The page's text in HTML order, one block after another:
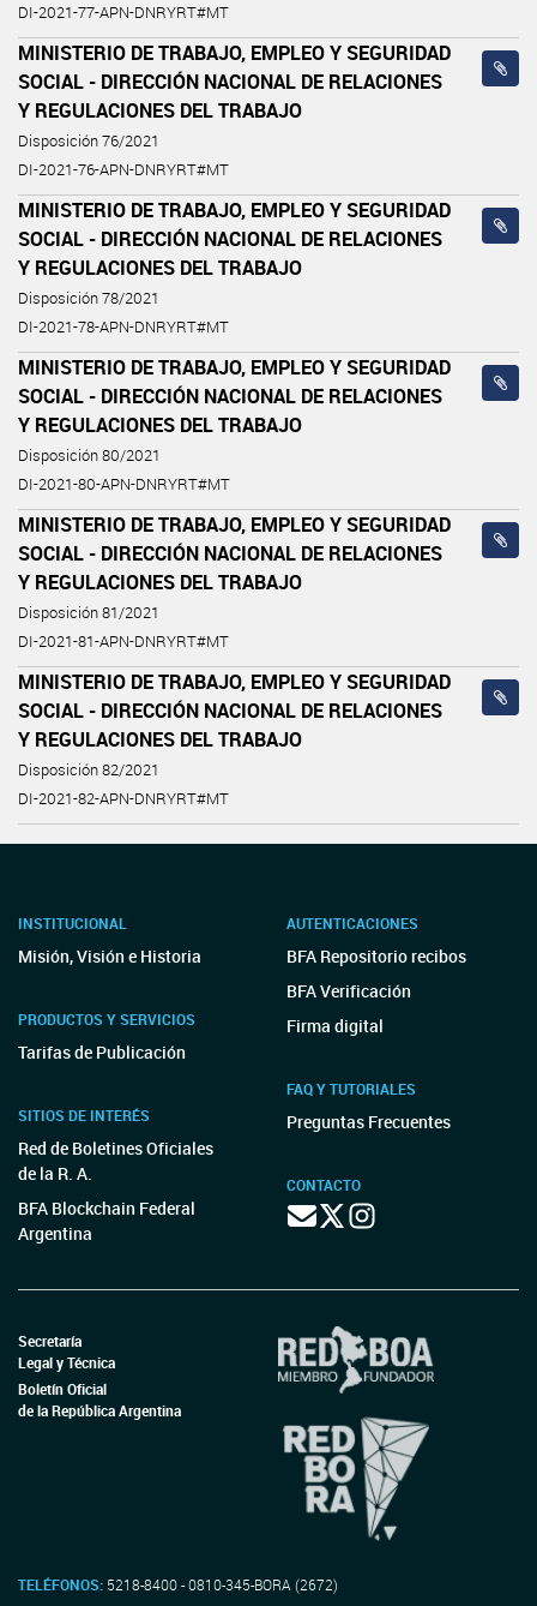
DI-2021-77-APN-DNRYRT#MT
MINISTERIO DE TRABAJO, EMPLEO Y SEGURIDAD
SOCIAL - DIRECCIÓN NACIONAL DE RELACIONES
Y REGULACIONES DEL TRABAJO
Disposición 76/2021
DI-2021-76-APN-DNRYRT#MT
MINISTERIO DE TRABAJO, EMPLEO Y SEGURIDAD
SOCIAL - DIRECCIÓN NACIONAL DE RELACIONES
Y REGULACIONES DEL TRABAJO
Disposición 78/2021
DI-2021-78-APN-DNRYRT#MT
MINISTERIO DE TRABAJO, EMPLEO Y SEGURIDAD
SOCIAL - DIRECCIÓN NACIONAL DE RELACIONES
Y REGULACIONES DEL TRABAJO
Disposición 80/2021
DI-2021-80-APN-DNRYRT#MT
MINISTERIO DE TRABAJO, EMPLEO Y SEGURIDAD
SOCIAL - DIRECCIÓN NACIONAL DE RELACIONES
Y REGULACIONES DEL TRABAJO
Disposición 81/2021
DI-2021-81-APN-DNRYRT#MT
MINISTERIO DE TRABAJO, EMPLEO Y SEGURIDAD
SOCIAL - DIRECCIÓN NACIONAL DE RELACIONES
Y REGULACIONES DEL TRABAJO
Disposición 82/2021
DI-2021-82-APN-DNRYRT#MT
INSTITUCIONAL
Misión, Visión e Historia
PRODUCTOS Y SERVICIOS
Tarifas de Publicación
SITIOS DE INTERÉS
Red de Boletines Oficiales
de la R. A.
BFA Blockchain Federal
Argentina
AUTENTICACIONES
BFA Repositorio recibos
BFA Verificación
Firma digital
FAQ Y TUTORIALES
Preguntas Frecuentes
CONTACTO
Secretaría
Legal y Técnica
Boletín Oficial
de la República Argentina
TELÉFONOS: 5218-8400 - 0810-345-BORA (2672)